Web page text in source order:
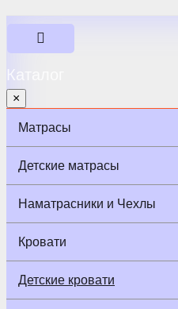
Каталог
×
Матрасы
Детские матрасы
Наматрасники и Чехлы
Кровати
Детские кровати